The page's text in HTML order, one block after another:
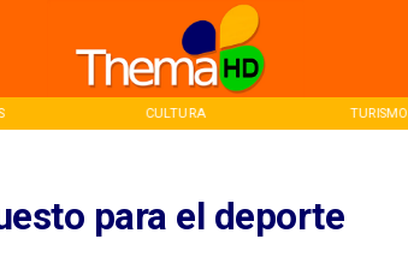
CULTURA TURISMO
para el deporte